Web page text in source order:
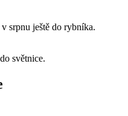
srpnu ještě do rybníka.
světnice.